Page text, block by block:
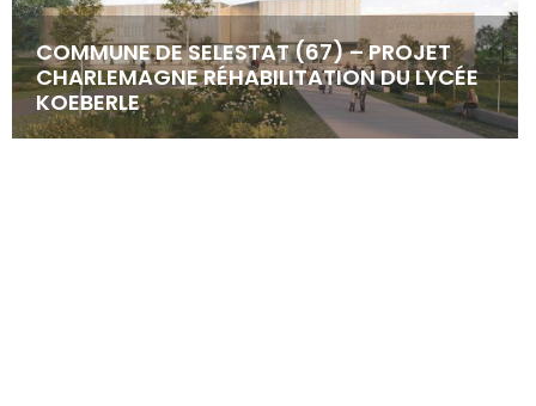
COMMUNE DE SELESTAT (67) – PROJET
CHARLEMAGNE RÉHABILITATION DU LYCÉE
KOEBERLE